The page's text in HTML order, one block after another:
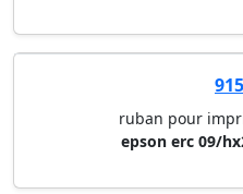
ruban pour
epson erc 09/